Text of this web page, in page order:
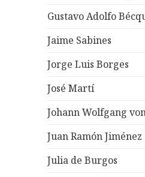
Gustavo Adolfo
Jaime Sabines
Jorge Luis Borges
José Martí
Johann Wolfgang
Juan Ramón Jiménez
Julia de Burgos